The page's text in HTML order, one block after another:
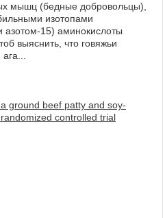
мышц (бедные добровольцы),
изотопами
азотом-15) аминокислоты
выяснить, что говяжьи
ground beef patty and soy-
controlled trial